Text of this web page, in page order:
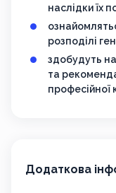
наслідки їх
розподілі
здобудуть
та
професійної
Додаткова